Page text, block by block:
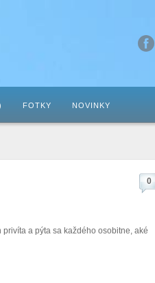
FOTKY NOVINKY
0
a pýta sa každého osobitne, aké